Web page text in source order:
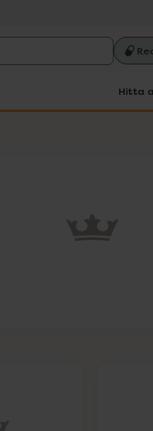
Hitta